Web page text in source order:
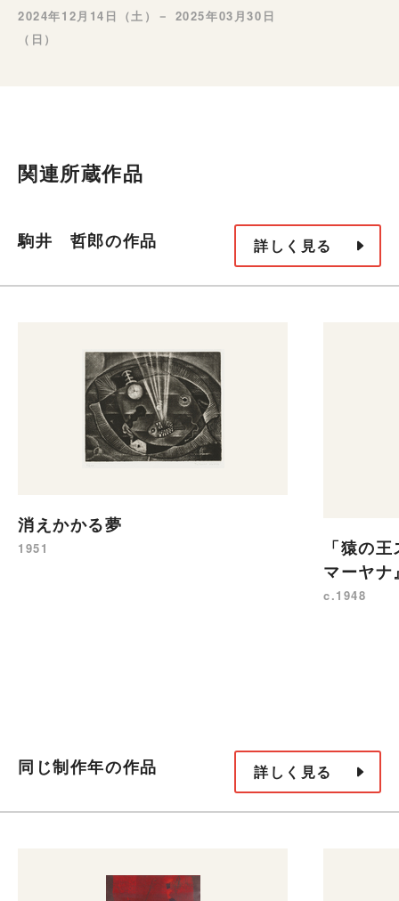
2024年12月14日（土）－ 2025年03月30日
（日）
関連所蔵作品
駒井 哲郎の作品 詳しく見る
消えかかる夢
1951
「猿の
マーヤ
c.1948
同じ制作年の作品 詳しく見る